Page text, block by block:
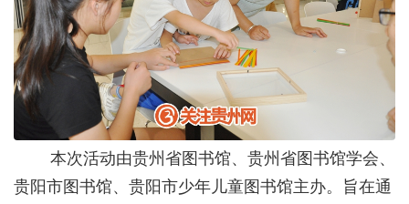
本次活动由贵州省图书馆、贵州省图书馆学会、
贵阳市图书馆、贵阳市少年儿童图书馆主办。旨在通